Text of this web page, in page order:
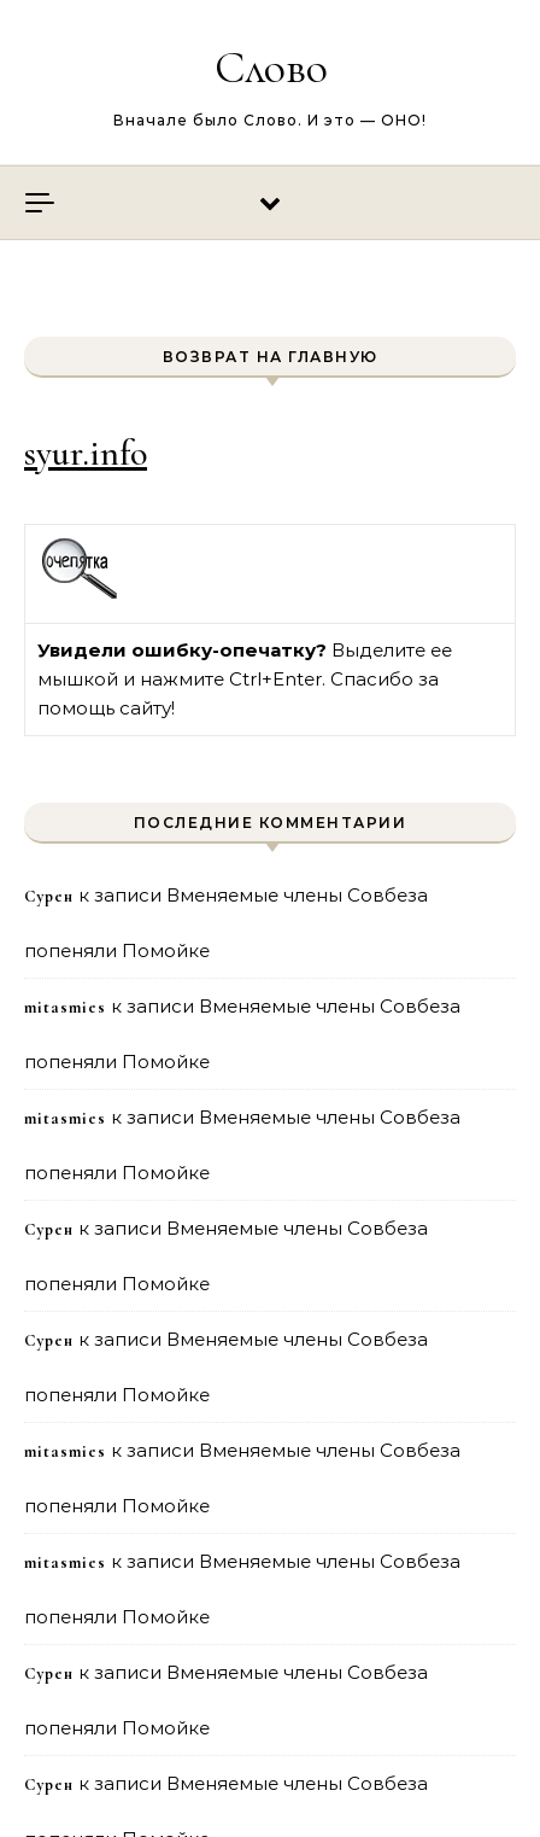
Слово
Вначале было Слово. И это — ОНО!
ВОЗВРАТ НА ГЛАВНУЮ
syur.info
Увидели ошибку-опечатку? Выделите ее
мышкой и нажмите Ctrl+Enter. Спасибо за
помощь сайту!
ПОСЛЕДНИЕ КОММЕНТАРИИ
Сурен к записи Вменяемые члены Совбеза
попеняли Помойке
mitasmies к записи Вменяемые члены Совбеза
попеняли Помойке
mitasmies к записи Вменяемые члены Совбеза
попеняли Помойке
Сурен к записи Вменяемые члены Совбеза
попеняли Помойке
Сурен к записи Вменяемые члены Совбеза
попеняли Помойке
mitasmies к записи Вменяемые члены Совбеза
попеняли Помойке
mitasmies к записи Вменяемые члены Совбеза
попеняли Помойке
Сурен к записи Вменяемые члены Совбеза
попеняли Помойке
Сурен к записи Вменяемые члены Совбеза